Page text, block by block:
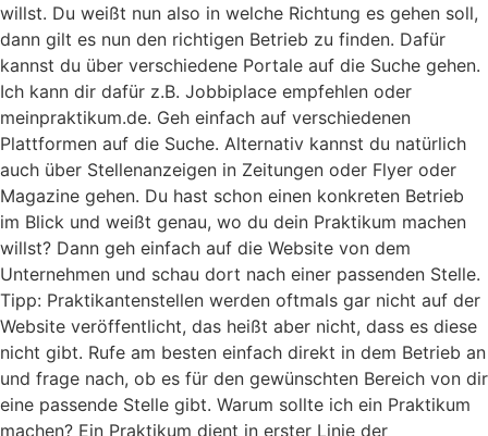
willst. Du weißt nun also in welche Richtung es gehen soll,
dann gilt es nun den richtigen Betrieb zu finden. Dafür
kannst du über verschiedene Portale auf die Suche gehen.
Ich kann dir dafür z.B. Jobbiplace empfehlen oder
meinpraktikum.de. Geh einfach auf verschiedenen
Plattformen auf die Suche. Alternativ kannst du natürlich
auch über Stellenanzeigen in Zeitungen oder Flyer oder
Magazine gehen. Du hast schon einen konkreten Betrieb
im Blick und weißt genau, wo du dein Praktikum machen
willst? Dann geh einfach auf die Website von dem
Unternehmen und schau dort nach einer passenden Stelle.
Tipp: Praktikantenstellen werden oftmals gar nicht auf der
Website veröffentlicht, das heißt aber nicht, dass es diese
nicht gibt. Rufe am besten einfach direkt in dem Betrieb an
und frage nach, ob es für den gewünschten Bereich von dir
eine passende Stelle gibt. Warum sollte ich ein Praktikum
machen? Ein Praktikum dient in erster Linie der